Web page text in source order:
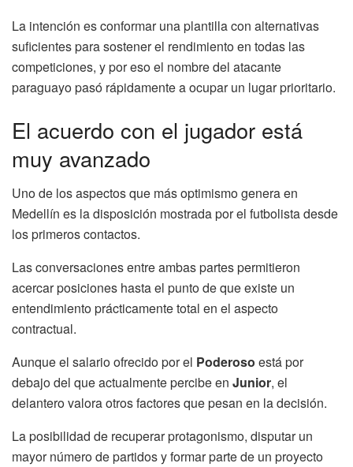
La intención es conformar una plantilla con alternativas
suficientes para sostener el rendimiento en todas las
competiciones, y por eso el nombre del atacante
paraguayo pasó rápidamente a ocupar un lugar prioritario.
El acuerdo con el jugador está
muy avanzado
Uno de los aspectos que más optimismo genera en
Medellín es la disposición mostrada por el futbolista desde
los primeros contactos.
Las conversaciones entre ambas partes permitieron
acercar posiciones hasta el punto de que existe un
entendimiento prácticamente total en el aspecto
contractual.
Aunque el salario ofrecido por el Poderoso está por
debajo del que actualmente percibe en Junior, el
delantero valora otros factores que pesan en la decisión.
La posibilidad de recuperar protagonismo, disputar un
mayor número de partidos y formar parte de un proyecto